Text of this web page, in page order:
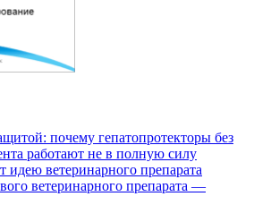
почему гепатопротекторы без
работают не в полную силу
ветеринарного препарата
ветеринарного препарата —